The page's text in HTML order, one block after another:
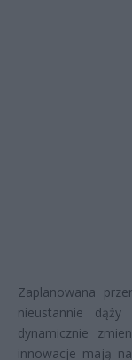
Zaplanowana
nieustannie
dynamicznie
innowacje mają